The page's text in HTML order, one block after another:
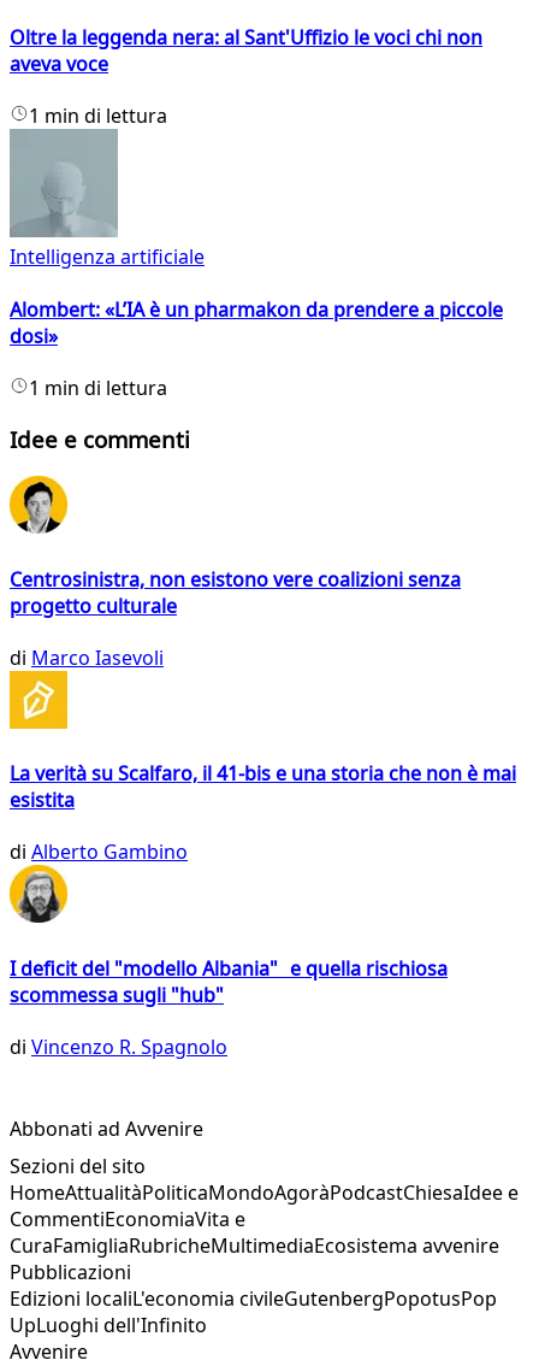
Oltre la leggenda nera: al Sant'Uffizio le voci chi non
aveva voce
1 min di lettura
Intelligenza artificiale
Alombert: «L’IA è un pharmakon da prendere a piccole
dosi»
1 min di lettura
Idee e commenti
Centrosinistra, non esistono vere coalizioni senza
progetto culturale
di Marco Iasevoli
La verità su Scalfaro, il 41-bis e una storia che non è mai
esistita
di Alberto Gambino
I deficit del "modello Albania" e quella rischiosa
scommessa sugli "hub"
di Vincenzo R. Spagnolo
Abbonati ad Avvenire
Sezioni del sito
HomeAttualitàPoliticaMondoAgoràPodcastChiesaIdee e
CommentiEconomiaVita e
CuraFamigliaRubricheMultimediaEcosistema avvenire
Pubblicazioni
Edizioni localiL'economia civileGutenbergPopotusPop
UpLuoghi dell'Infinito
Avvenire